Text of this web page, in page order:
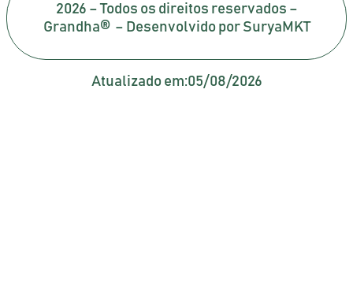
2026 – Todos os direitos reservados –
Grandha® – Desenvolvido por SuryaMKT
Atualizado em:05/08/2026